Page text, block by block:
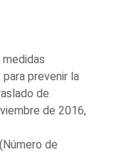
prevenir la
de
de 2016,
de